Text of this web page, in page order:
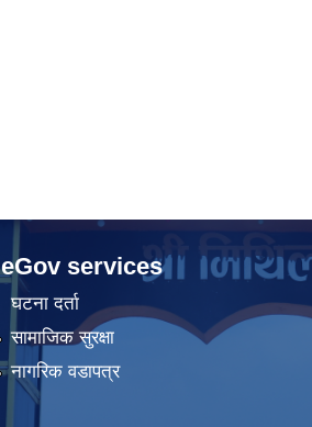
eGov services
घटना दर्ता
सामाजिक सुरक्षा
नागरिक वडापत्र